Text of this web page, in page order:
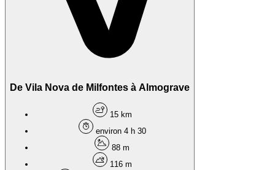
De Vila Nova de Milfontes à Almograve
15 km
environ 4 h 30
88 m
116 m